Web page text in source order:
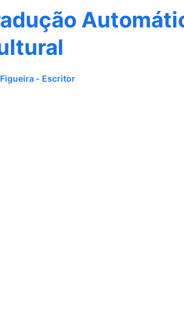
- Escritor